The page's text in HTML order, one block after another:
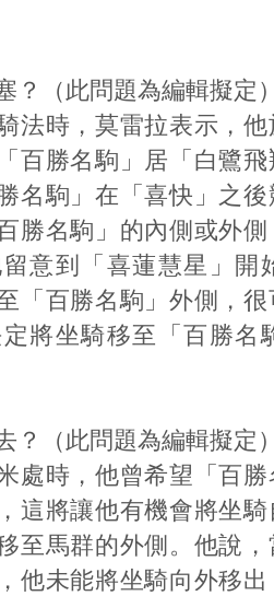
？（此問題為編輯擬定）
法時，莫雷拉表示，
百勝名駒」居「白鷺
名駒」在「喜快」之
勝名駒」的內側或外
意到「喜蓮慧星」開
「百勝名駒」外側，很
將坐騎移至「百勝名
？（此問題為編輯擬定）
處時，他曾希望「百
這將讓他有機會將坐
至馬群的外側。他說
他未能將坐騎向外移